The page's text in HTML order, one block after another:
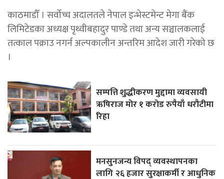
काठमाडौँ । सर्वोच्च अदालतले नेपाल इन्भेस्टमेन्ट मेगा बैंक
लिमिटेडका अध्यक्ष पृथ्वीबहादुर पाण्डे तथा अन्य सञ्चालकलाई
तत्काल पक्राउ नगर्न अल्पकालीन अन्तरिम आदेश जारी गरेको छ
।
सम्पत्ति शुद्धीकरण मुद्दामा व्यवसायी
ऋषिराज मोर १ करोड रुपैयाँ धरौटीमा
रिहा
मनसुनजन्य विपद् व्यवस्थापनका
लागि २६ हजार सुरक्षाकर्मी र आधुनिक